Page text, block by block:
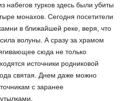
набегов турков здесь были убиты
монахов. Сегодня посетители
в ближайшей реке, веря, что
волуны. А сразу за храмом
сюда не только
источники родниковой
святая. Днем даже можно
с заранее